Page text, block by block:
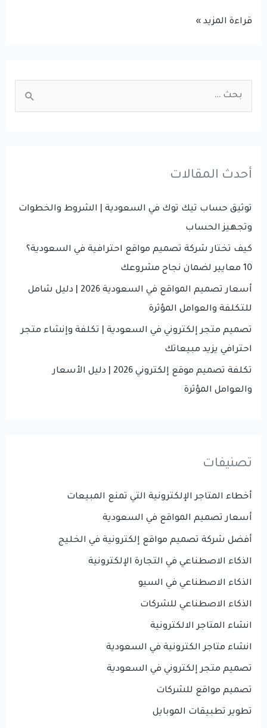
تطوير
تساعد
التطبيقات
على
قراءة المزيد »
c
f
أحدث المقالات
توثيق حساب تيك توك في السعودية | الشروط والخطوات
وتجهيز الحساب
كيف تختار شركة تصميم مواقع احترافية في السعودية؟
10 معايير لضمان نجاح مشروعك
أسعار تصميم المواقع في السعودية 2026 | دليل شامل
للتكلفة والعوامل المؤثرة
تصميم متجر إلكتروني في السعودية | تكلفة وإنشاء متجر
احترافي يزيد مبيعاتك
تكلفة تصميم موقع إلكتروني 2026 | دليل الأسعار
والعوامل المؤثرة
تصنيفات
أخطاء المتاجر الإلكترونية التي تمنع المبيعات
أسعار تصميم المواقع في السعودية
أفضل شركة تصميم مواقع إلكترونية في الخليج
الذكاء الاصطناعي في التجارة الإلكترونية
الذكاء الاصطناعي في السيو
الذكاء الاصطناعي للشركات
انشاء المتاجر الالكترونية
انشاء متاجر الكترونية في السعودية
تصميم متجر إلكتروني في السعودية
تصميم مواقع للشركات
تطوير تطبيقات الموبايل